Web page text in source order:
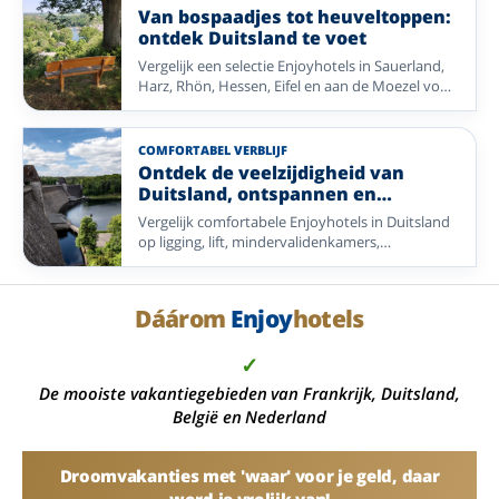
wellnesshotel of een gezellige stedentrip en
geniet van een compleet verzorgd 5-daags alles-
inclusief-arrangement.
Van bospaadjes tot heuveltoppen:
ontdek Duitsland te voet
Vergelijk een selectie Enjoyhotels in Sauerland,
Harz, Rhön, Hessen, Eifel en aan de Moezel voor
een wandelvakantie door gevarieerde natuur.
COMFORTABEL VERBLIJF
Ontdek de veelzijdigheid van
Duitsland, ontspannen en
ontzorgd met Enjoyhotels
Vergelijk comfortabele Enjoyhotels in Duitsland
op ligging, lift, mindervalidenkamers,
eenpersoonskamers en mogelijkheden voor
ontspanning.
Dáárom Enjoyhotels
✓
De mooiste vakantiegebieden van Frankrijk, Duitsland,
België en Nederland
Droomvakanties met 'waar' voor je geld, daar